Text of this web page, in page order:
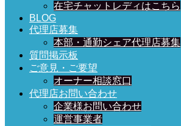
在宅チャットレディはこちら
BLOG
代理店募集
本部・通勤シェア代理店募集
質問掲示板
ご意見・ご要望
オーナー相談窓口
代理店お問い合わせ
企業様お問い合わせ
運営事業者